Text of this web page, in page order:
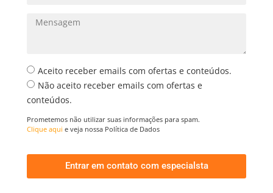
Aceito receber emails com ofertas e conteúdos.
Não aceito receber emails com ofertas e
conteúdos.
Prometemos não utilizar suas informações para spam.
Clique aqui e veja nossa Política de Dados
Entrar em contato com especialsta